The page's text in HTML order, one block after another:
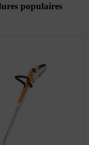
populaires